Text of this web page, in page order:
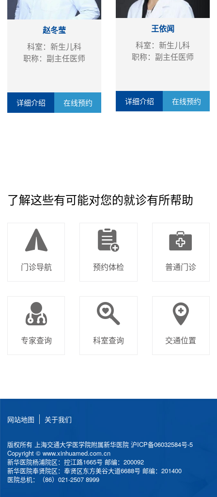
赵冬莹
科室：新生儿科
职称：副主任医师
详细介绍 在线预约
王依闻
科室：新生儿科
职称：副主任医师
详细介绍 在线预约
了解这些有可能对您的就诊有所帮助
门诊导航 预约体检 普通门诊
专家查询 科室查询 交通位置
网站地图 关于我们
版权所有 上海交通大学医学院附属新华医院 沪ICP备06032584号-5
Copyright © www.xinhuamed.com.cn
新华医院杨浦院区：控江路1665号 邮编：200092
新华医院奉贤院区：奉贤区东方美谷大道6688号 邮编：201400
医院总机：（86）021-2507 8999